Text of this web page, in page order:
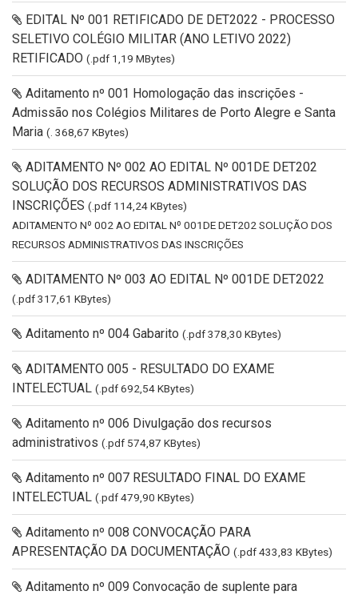
EDITAL Nº 001 RETIFICADO DE DET2022 - PROCESSO
SELETIVO COLÉGIO MILITAR (ANO LETIVO 2022)
RETIFICADO (.pdf 1,19 MBytes)
Aditamento nº 001 Homologação das inscrições -
Admissão nos Colégios Militares de Porto Alegre e Santa
Maria (. 368,67 KBytes)
ADITAMENTO Nº 002 AO EDITAL Nº 001DE DET202
SOLUÇÃO DOS RECURSOS ADMINISTRATIVOS DAS
INSCRIÇÕES (.pdf 114,24 KBytes)
ADITAMENTO Nº 002 AO EDITAL Nº 001DE DET202 SOLUÇÃO DOS
RECURSOS ADMINISTRATIVOS DAS INSCRIÇÕES
ADITAMENTO Nº 003 AO EDITAL Nº 001DE DET2022
(.pdf 317,61 KBytes)
Aditamento nº 004 Gabarito (.pdf 378,30 KBytes)
ADITAMENTO 005 - RESULTADO DO EXAME
INTELECTUAL (.pdf 692,54 KBytes)
Aditamento nº 006 Divulgação dos recursos
administrativos (.pdf 574,87 KBytes)
Aditamento nº 007 RESULTADO FINAL DO EXAME
INTELECTUAL (.pdf 479,90 KBytes)
Aditamento nº 008 CONVOCAÇÃO PARA
APRESENTAÇÃO DA DOCUMENTAÇÃO (.pdf 433,83 KBytes)
Aditamento nº 009 Convocação de suplente para